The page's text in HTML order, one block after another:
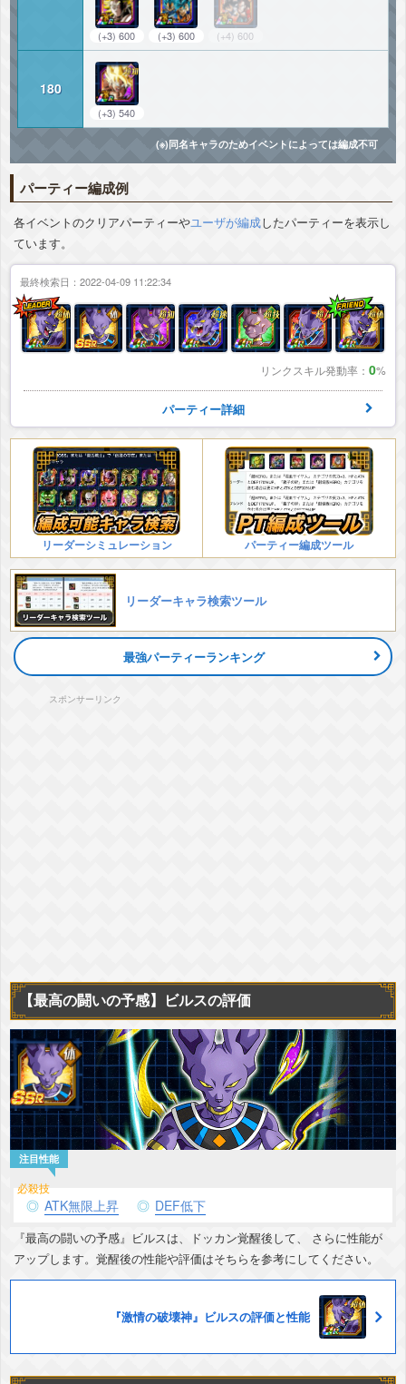
(+3) 600 (+3) 600 (+4) 600
180
(+3) 540
(※)同名キャラのためイベントによっては編成不可
パーティー編成例
各イベントのクリアパーティーやユーザが編成したパーティーを表示し
ています。
最終検索日：2022-04-09 11:22:34
リンクスキル発動率： 0%
パーティー詳細
リーダーシミュレーション パーティー編成ツール
リーダーキャラ検索ツール
最強パーティーランキング
スポンサーリンク
【最高の闘いの予感】ビルスの評価
ATK無限上昇 DEF低下
『最高の闘いの予感』ビルスは、ドッカン覚醒後して、 さらに性能が
アップします。覚醒後の性能や評価はそちらを参考にしてください。
『激情の破壊神』ビルスの評価と性能